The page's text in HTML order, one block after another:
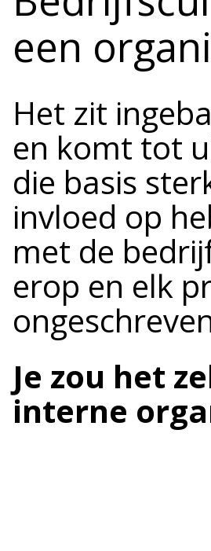
een
Het zit
en komt tot
die basis
invloed op
met de
erop en elk
Je zou het
interne